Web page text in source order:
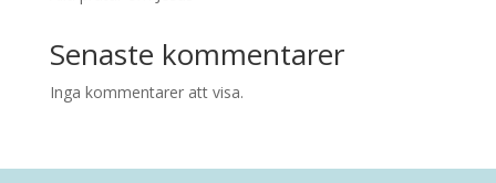
Senaste kommentarer
Inga kommentarer att visa.